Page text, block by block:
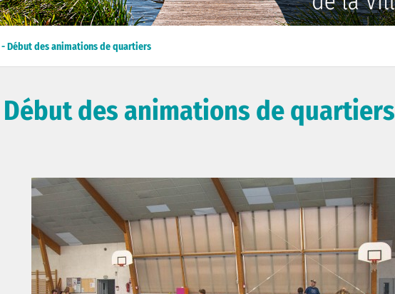
Début des animations de quartiers
des animations de quartiers